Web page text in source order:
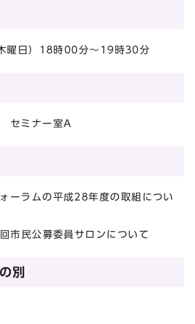
曜日）18時00分～19時30分
セミナー室A
ーラムの平成28年度の取組につい
市民公募委員サロンについて
別